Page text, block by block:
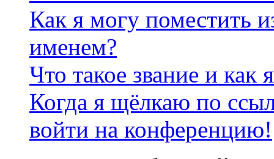
Как я могу поместить
именем?
Что такое звание и как
Когда я щёлкаю по
войти на конференцию!